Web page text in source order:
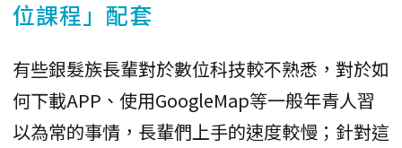
位課程」配套
有些銀髮族長輩對於數位科技較不熟悉，對於如
何下載APP、使用GoogleMap等一般年青人習
以為常的事情，長輩們上手的速度較慢；針對這